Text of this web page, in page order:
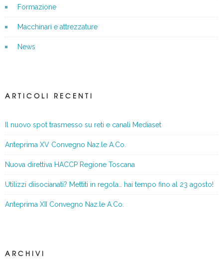
Formazione
Macchinari e attrezzature
News
ARTICOLI RECENTI
Il nuovo spot trasmesso su reti e canali Mediaset
Anteprima XV Convegno Naz.le A.Co.
Nuova direttiva HACCP Regione Toscana
Utilizzi diisocianati? Mettiti in regola… hai tempo fino al 23 agosto!
Anteprima XII Convegno Naz.le A.Co.
ARCHIVI